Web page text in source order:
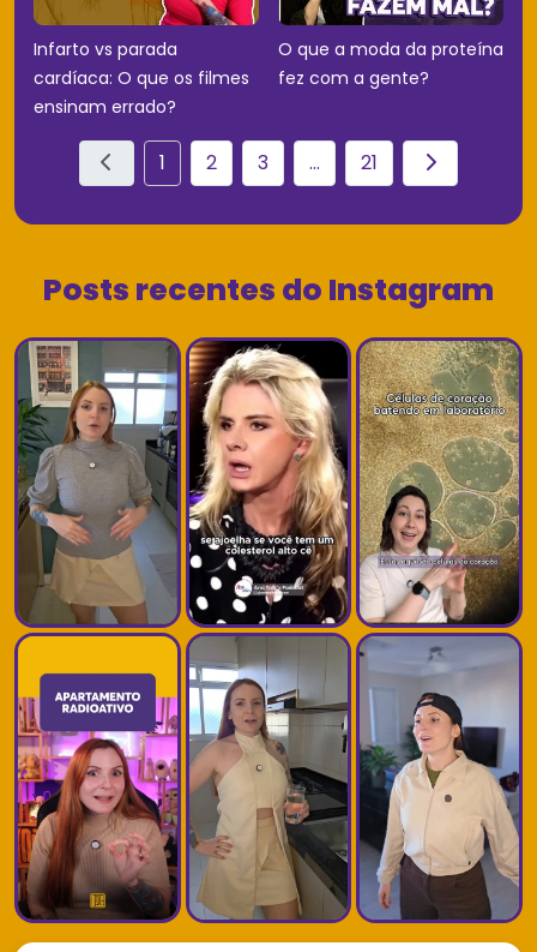
Infarto vs parada
cardíaca: O que os filmes
ensinam errado?
O que a moda da proteína
fez com a gente?
1 2 3 ... 21
Posts recentes do Instagram